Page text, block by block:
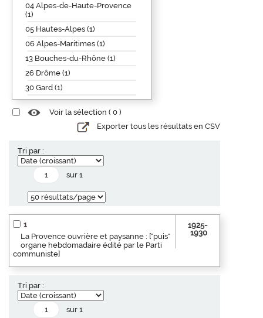
04 Alpes-de-Haute-Provence
(1)
05 Hautes-Alpes (1)
06 Alpes-Maritimes (1)
13 Bouches-du-Rhône (1)
26 Drôme (1)
30 Gard (1)
Voir la sélection ( 0 )
Exporter tous les résultats en CSV
Tri par :
sur 1
1
La Provence ouvrière et paysanne : ["puis"
organe hebdomadaire édité par le Parti
communiste]
1925-
1930
Tri par :
sur 1